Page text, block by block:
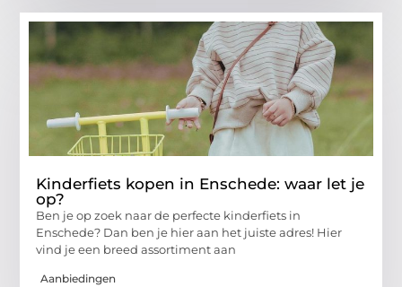
Kinderfiets kopen in Enschede: waar let je
op?
Ben je op zoek naar de perfecte kinderfiets in
Enschede? Dan ben je hier aan het juiste adres! Hier
vind je een breed assortiment aan
Aanbiedingen